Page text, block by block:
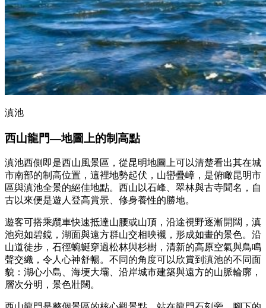
滇池
西山龍門—地圖上的制高點
滇池西側即是西山風景區，從昆明地圖上可以清楚看出其在城
市南部的制高位置，這裡地勢起伏，山巒疊嶂，是俯瞰昆明市
區與滇池全景的絕佳地點。西山以石峰、翠林與古寺聞名，自
古以來便是遊人登高賞景、修身養性的勝地。
遊客可搭乘纜車快速抵達山腰或山頂，沿途視野逐漸開闊，滇
池宛如碧鏡，湖面與遠方群山交相映襯，形成如畫的景色。沿
山道徒步，石徑蜿蜒穿過松林與杉樹，清新的高原空氣與鳥鳴
聲交織，令人心神舒暢。不同的角度可以欣賞到滇池的不同面
貌：湖心小島、海埂大壩、沿岸城市建築與遠方的山脈輪廓，
層次分明，景色壯闊。